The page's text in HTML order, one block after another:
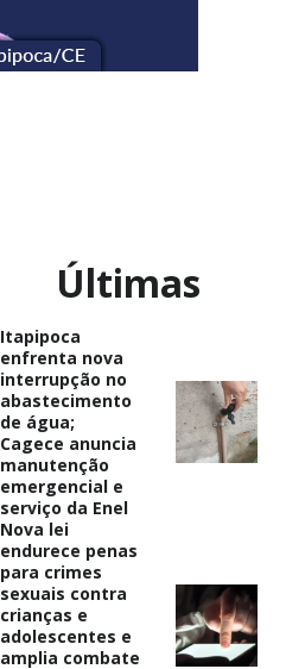
Últimas
Itapipoca
enfrenta nova
interrupção no
abastecimento
de água;
Cagece anuncia
manutenção
emergencial e
serviço da Enel
Nova lei
endurece penas
para crimes
sexuais contra
crianças e
adolescentes e
amplia combate